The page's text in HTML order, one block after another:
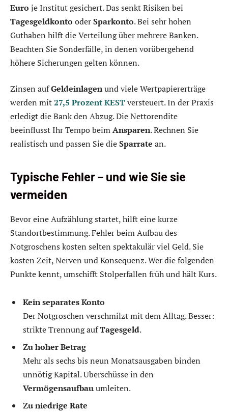
Euro je Institut gesichert. Das senkt Risiken bei
Tagesgeldkonto oderSparkonto. Bei sehr hohen
Guthaben hilft die Verteilung über mehrere Banken.
Beachten Sie Sonderfälle, in denen vorübergehend
höhere Sicherungen gelten können.
Zinsen aufGeldeinlagenund viele Wertpapiererträge
werden mit27,5 Prozent KESTversteuert. In der Praxis
erledigt die Bank den Abzug. Die Nettorendite
beeinflusst Ihr Tempo beimAnsparen. Rechnen Sie
realistisch und passen Sie dieSparrate an.
Typische Fehler – und wie Sie sie
vermeiden
Bevor eine Aufzählung startet, hilft eine kurze
Standortbestimmung. Fehler beim Aufbau des
Notgroschens kosten selten spektakulär viel Geld. Sie
kosten Zeit, Nerven und Konsequenz. Wer die folgenden
Punkte kennt, umschifft Stolperfallen früh und hält Kurs.
Kein separates Konto
Der Notgroschen verschmilzt mit dem Alltag. Besser:
strikte Trennung aufTagesgeld.
Zu hoher Betrag
Mehr als sechs bis neun Monatsausgaben binden
unnötig Kapital. Überschüsse in den
Vermögensaufbauumleiten.
Zu niedrige Rate